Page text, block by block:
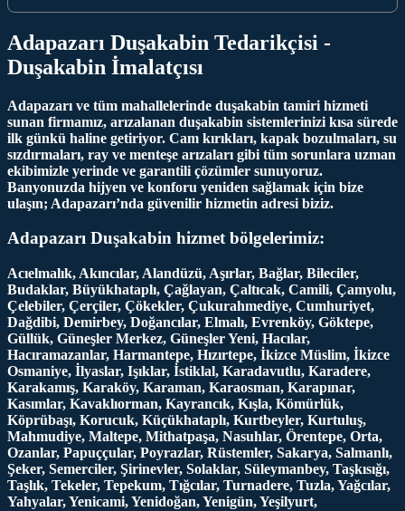
Adapazarı Duşakabin Tedarikçisi -
Duşakabin İmalatçısı
Adapazarı ve tüm mahallelerinde duşakabin tamiri hizmeti
sunan firmamız, arızalanan duşakabin sistemlerinizi kısa sürede
ilk günkü haline getiriyor. Cam kırıkları, kapak bozulmaları, su
sızdırmaları, ray ve menteşe arızaları gibi tüm sorunlara uzman
ekibimizle yerinde ve garantili çözümler sunuyoruz.
Banyonuzda hijyen ve konforu yeniden sağlamak için bize
ulaşın; Adapazarı’nda güvenilir hizmetin adresi biziz.
Adapazarı Duşakabin hizmet bölgelerimiz:
Acıelmalık, Akıncılar, Alandüzü, Aşırlar, Bağlar, Bileciler,
Budaklar, Büyükhataplı, Çağlayan, Çaltıcak, Camili, Çamyolu,
Çelebiler, Çerçiler, Çökekler, Çukurahmediye, Cumhuriyet,
Dağdibi, Demirbey, Doğancılar, Elmalı, Evrenköy, Göktepe,
Güllük, Güneşler Merkez, Güneşler Yeni, Hacılar,
Hacıramazanlar, Harmantepe, Hızırtepe, İkizce Müslim, İkizce
Osmaniye, İlyaslar, Işıklar, İstiklal, Karadavutlu, Karadere,
Karakamış, Karaköy, Karaman, Karaosman, Karapınar,
Kasımlar, Kavaklıorman, Kayrancık, Kışla, Kömürlük,
Köprübaşı, Korucuk, Küçükhataplı, Kurtbeyler, Kurtuluş,
Mahmudiye, Maltepe, Mithatpaşa, Nasuhlar, Örentepe, Orta,
Ozanlar, Papuççular, Poyrazlar, Rüstemler, Sakarya, Salmanlı,
Şeker, Semerciler, Şirinevler, Solaklar, Süleymanbey, Taşkısığı,
Taşlık, Tekeler, Tepekum, Tığcılar, Turnadere, Tuzla, Yağcılar,
Yahyalar, Yenicami, Yenidoğan, Yenigün, Yeşilyurt,